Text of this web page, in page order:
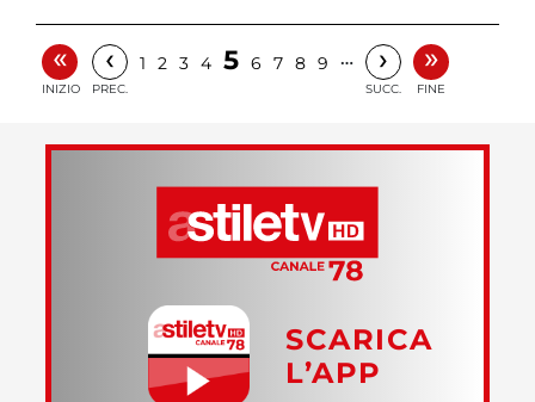
«
INIZIO
‹
PREC.
1 2 3 4 5 6 7 8 9 … ›
SUCC.
»
FINE
SCARICA
L’APP